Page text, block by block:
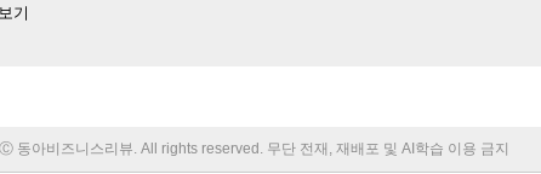
기
동아비즈니스리뷰. All rights reserved. 무단 전재, 재배포 및 AI학습 이용 금지